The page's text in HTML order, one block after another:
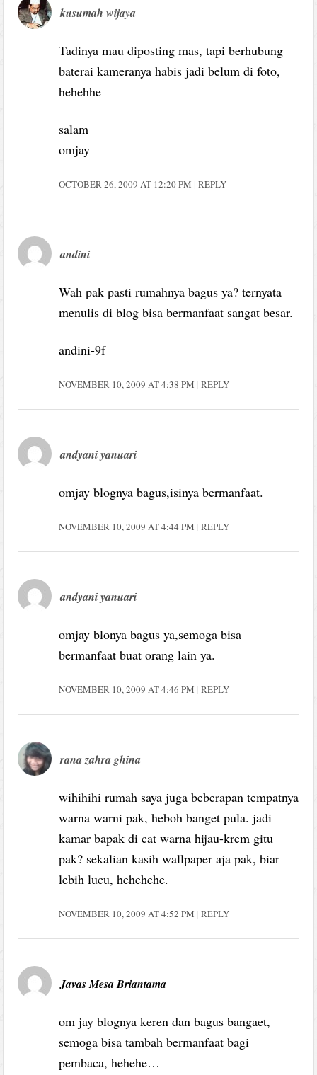
kusumah wijaya
Tadinya mau diposting mas, tapi berhubung
baterai kameranya habis jadi belum di foto,
hehehhe
salam
omjay
OCTOBER 26, 2009 AT 12:20 PM REPLY
andini
Wah pak pasti rumahnya bagus ya? ternyata
menulis di blog bisa bermanfaat sangat besar.
andini-9f
NOVEMBER 10, 2009 AT 4:38 PM REPLY
andyani yanuari
omjay blognya bagus,isinya bermanfaat.
NOVEMBER 10, 2009 AT 4:44 PM REPLY
andyani yanuari
omjay blonya bagus ya,semoga bisa
bermanfaat buat orang lain ya.
NOVEMBER 10, 2009 AT 4:46 PM REPLY
rana zahra ghina
wihihihi rumah saya juga beberapan tempatnya
warna warni pak, heboh banget pula. jadi
kamar bapak di cat warna hijau-krem gitu
pak? sekalian kasih wallpaper aja pak, biar
lebih lucu, hehehehe.
NOVEMBER 10, 2009 AT 4:52 PM REPLY
Javas Mesa Briantama
om jay blognya keren dan bagus bangaet,
semoga bisa tambah bermanfaat bagi
pembaca, hehehe…